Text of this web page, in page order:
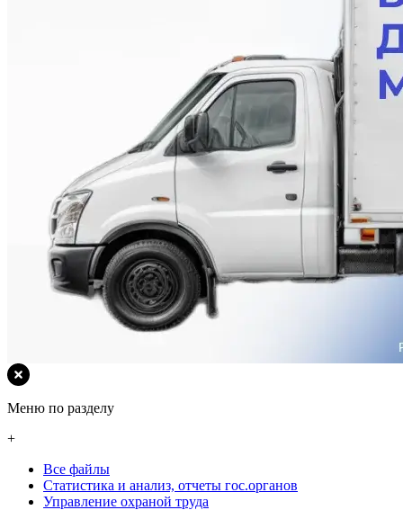
Меню по разделу
+
Все файлы
Статистика и анализ, отчеты гос.органов
Управление охраной труда